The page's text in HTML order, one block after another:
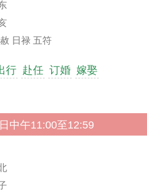
日禄 五符
行 赴任 订婚 嫁娶
中午11:00至12:59